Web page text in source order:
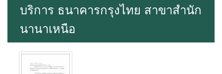
บริการ ธนาคารกรุงไทย สาขาสำนัก
นานาเหนือ